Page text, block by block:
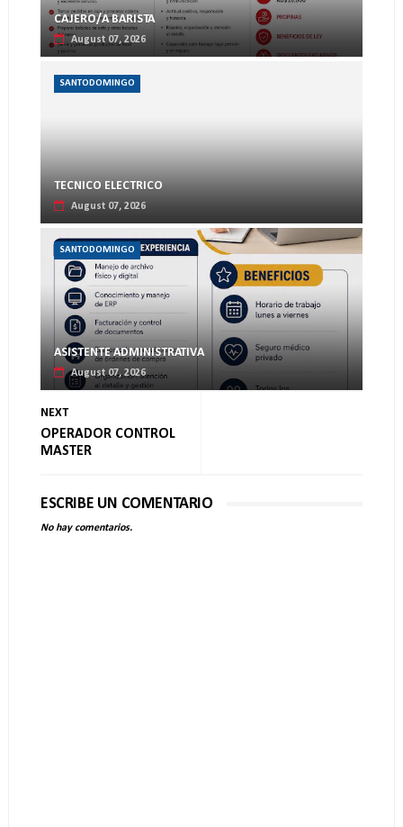
CAJERO/A BARISTA
August 07, 2026
SANTODOMINGO
TECNICO ELECTRICO
August 07, 2026
SANTODOMINGO
ASISTENTE ADMINISTRATIVA
August 07, 2026
NEXT
OPERADOR CONTROL
MASTER
ESCRIBE UN COMENTARIO
No hay comentarios.